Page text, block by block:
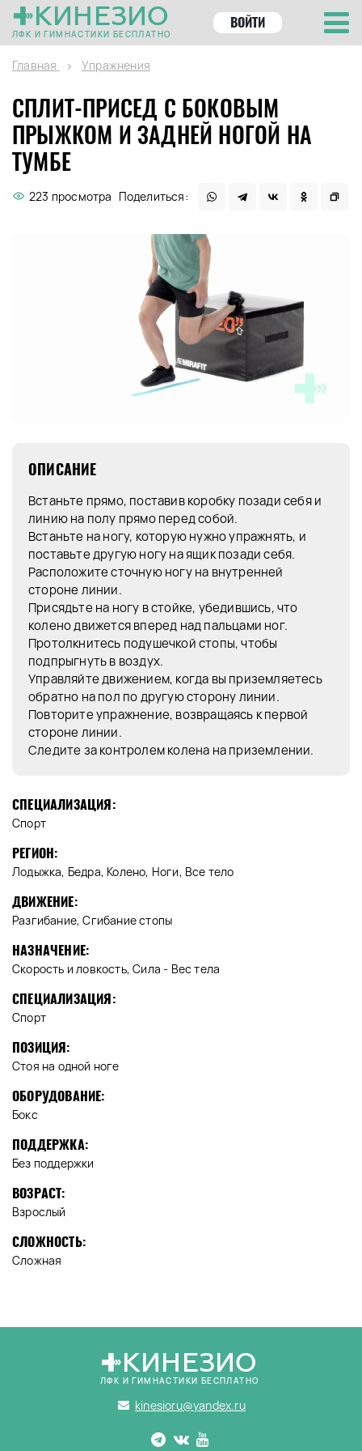
КИНЕЗИО
ЛФК И ГИМНАСТИКИ БЕСПЛАТНО
ВОЙТИ
Главная Упражнения
СПЛИТ-ПРИСЕД С БОКОВЫМ
ПРЫЖКОМ И ЗАДНЕЙ НОГОЙ НА
ТУМБЕ
223 просмотра Поделиться:
ОПИСАНИЕ
Встаньте прямо, поставив коробку позади себя и
линию на полу прямо перед собой.
Встаньте на ногу, которую нужно упражнять, и
поставьте другую ногу на ящик позади себя.
Расположите сточную ногу на внутренней
стороне линии.
Присядьте на ногу в стойке, убедившись, что
колено движется вперед над пальцами ног.
Протолкнитесь подушечкой стопы, чтобы
подпрыгнуть в воздух.
Управляйте движением, когда вы приземляетесь
обратно на пол по другую сторону линии.
Повторите упражнение, возвращаясь к первой
стороне линии.
Следите за контролем колена на приземлении.
СПЕЦИАЛИЗАЦИЯ:
Спорт
РЕГИОН:
Лодыжка, Бедра, Колено, Ноги, Все тело
ДВИЖЕНИЕ:
Разгибание, Сгибание стопы
НАЗНАЧЕНИЕ:
Скорость и ловкость, Сила - Вес тела
СПЕЦИАЛИЗАЦИЯ:
Спорт
ПОЗИЦИЯ:
Стоя на одной ноге
ОБОРУДОВАНИЕ:
Бокс
ПОДДЕРЖКА:
Без поддержки
ВОЗРАСТ:
Взрослый
СЛОЖНОСТЬ:
Сложная
КИНЕЗИО
ЛФК И ГИМНАСТИКИ БЕСПЛАТНО
kinesioru@yandex.ru